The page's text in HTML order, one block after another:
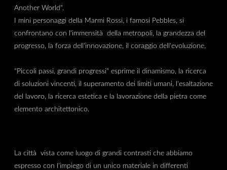
Another World".
I mini personaggi della Marmi Rossi, i famosi Pebbles, si
confrontano con l'immensità della metropoli, la grandezza del
progresso, la forza dell'innovazione, il coraggio dell'evoluzione.
"Piccoli passi, grandi progressi" esprime il dinamismo, la ricerca
di soluzioni vincenti, il superamento dei limiti umani, l'esaltazione
del lavoro, la ricerca estetica e la lavorazione della pietra come
elemento architettonico.
La città vista come luogo di grandi contrasti che abbiamo
espresso con l'impiego di un unico materiale in differenti